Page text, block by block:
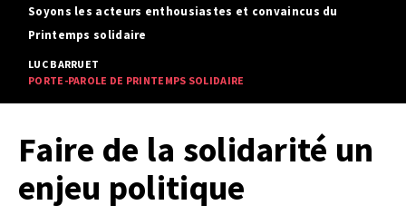
Soyons les acteurs enthousiastes et convaincus du
Printemps solidaire
LUC BARRUET
PORTE-PAROLE DE PRINTEMPS SOLIDAIRE
Faire de la solidarité un
enjeu politique